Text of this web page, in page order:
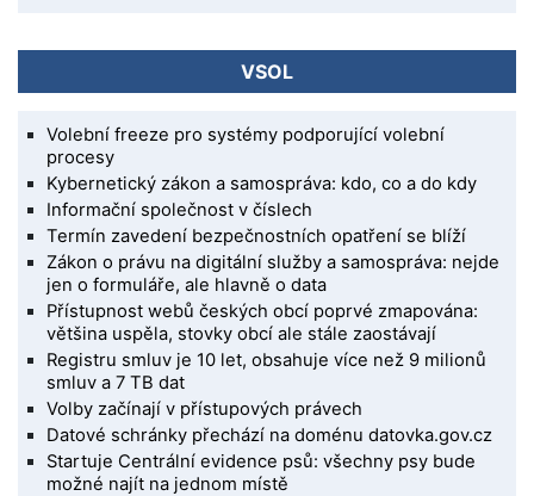
VSOL
Volební freeze pro systémy podporující volební
procesy
Kybernetický zákon a samospráva: kdo, co a do kdy
Informační společnost v číslech
Termín zavedení bezpečnostních opatření se blíží
Zákon o právu na digitální služby a samospráva: nejde
jen o formuláře, ale hlavně o data
Přístupnost webů českých obcí poprvé zmapována:
většina uspěla, stovky obcí ale stále zaostávají
Registru smluv je 10 let, obsahuje více než 9 milionů
smluv a 7 TB dat
Volby začínají v přístupových právech
Datové schránky přechází na doménu datovka.gov.cz
Startuje Centrální evidence psů: všechny psy bude
možné najít na jednom místě